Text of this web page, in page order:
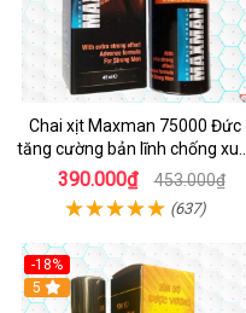
Chai xịt Maxman 75000 Đức
tăng cường bản lĩnh chống xuất
tinh sớm
390.000₫ 453.000₫
(637)
-18%
5